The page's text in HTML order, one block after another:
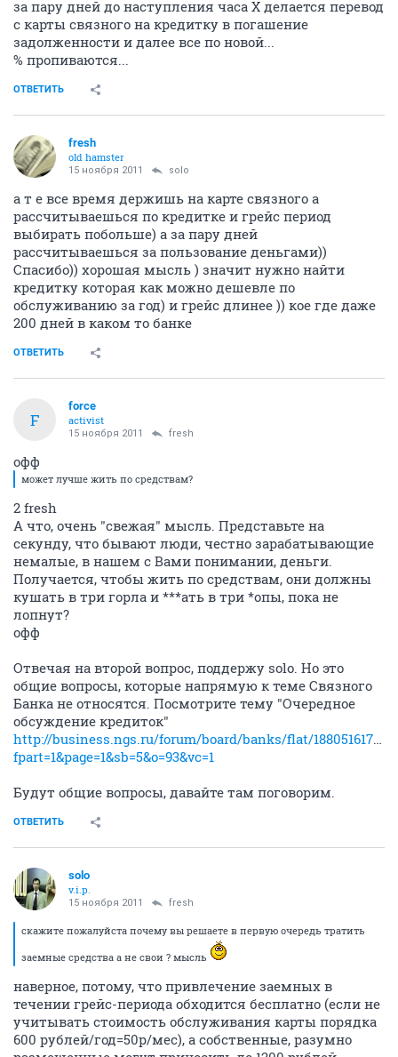
за пару дней до наступления часа Х делается перевод
с карты связного на кредитку в погашение
задолженности и далее все по новой...
% пропиваются...
ОТВЕТИТЬ
fresh
old hamster
15 ноября 2011 solo
а т е все время держишь на карте связного а
рассчитываешься по кредитке и грейс период
выбирать побольше) а за пару дней
рассчитываешься за пользование деньгами))
Спасибо)) хорошая мысль ) значит нужно найти
кредитку которая как можно дешевле по
обслуживанию за год) и грейс длинее )) кое где даже
200 дней в каком то банке
ОТВЕТИТЬ
F
force
activist
15 ноября 2011 fresh
офф
может лучше жить по средствам?
2 fresh
А что, очень "свежая" мысль. Представьте на
секунду, что бывают люди, честно зарабатывающие
немалые, в нашем с Вами понимании, деньги.
Получается, чтобы жить по средствам, они должны
кушать в три горла и ***ать в три *опы, пока не
лопнут?
офф
Отвечая на второй вопрос, поддержу solo. Но это
общие вопросы, которые напрямую к теме Связного
Банка не относятся. Посмотрите тему "Очередное
обсуждение кредиток"
http://business.ngs.ru/forum/board/banks/flat/1880516176?
fpart=1&page=1&sb=5&o=93&vc=1
Будут общие вопросы, давайте там поговорим.
ОТВЕТИТЬ
solo
v.i.p.
15 ноября 2011 fresh
скажите пожалуйста почему вы решаете в первую очередь тратить
заемные средства а не свои ? мысль
наверное, потому, что привлечение заемных в
течении грейс-периода обходится бесплатно (если не
учитывать стоимость обслуживания карты порядка
600 рублей/год=50р/мес), а собственные, разумно